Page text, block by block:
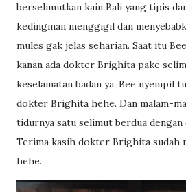
berselimutkan kain Bali yang tipis
kedinginan menggigil dan
mules gak jelas seharian. Saat itu
kanan ada dokter Brighita pake
keselamatan badan ya, Bee nyempil
dokter Brighita hehe. Dan malam-
tidurnya satu selimut berdua
Terima kasih dokter Brighita sudah
hehe.